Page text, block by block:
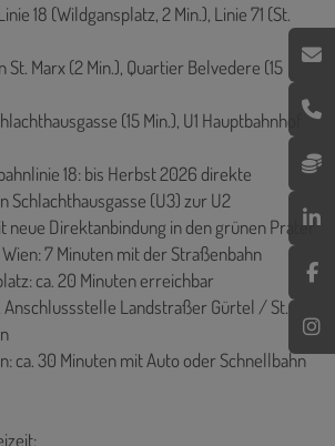
18 (Wildgansplatz, 2 Min.), Linie 71 (St.
St. Marx (2 Min.), Quartier Belvedere (15
(15 Min.), U1 Hauptbahnhof
18: bis Herbst 2026 direkte
Schlachthausgasse (U3) zur U2
neue Direktanbindung in den grünen Prater
7 Minuten mit der Straßenbahn
ca. 20 Minuten erreichbar
Anschlussstelle Landstraßer Gürtel / St.
ca. 30 Minuten mit Auto oder Schnellbahn